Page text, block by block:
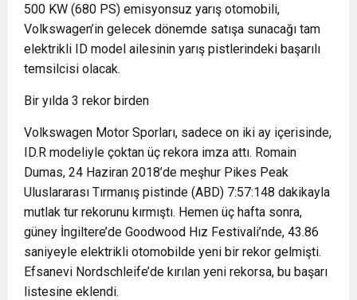
500 KW (680 PS) emisyonsuz yarış otomobili,
Volkswagen’in gelecek dönemde satışa sunacağı tam
elektrikli ID model ailesinin yarış pistlerindeki başarılı
temsilcisi olacak.
Bir yılda 3 rekor birden
Volkswagen Motor Sporları, sadece on iki ay içerisinde,
ID.R modeliyle çoktan üç rekora imza attı. Romain
Dumas, 24 Haziran 2018’de meşhur Pikes Peak
Uluslararası Tırmanış pistinde (ABD) 7:57:148 dakikayla
mutlak tur rekorunu kırmıştı. Hemen üç hafta sonra,
güney İngiltere’de Goodwood Hız Festivali’nde, 43.86
saniyeyle elektrikli otomobilde yeni bir rekor gelmişti.
Efsanevi Nordschleife’de kırılan yeni rekorsa, bu başarı
listesine eklendi.